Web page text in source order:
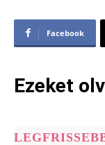
Facebook
Ezeket